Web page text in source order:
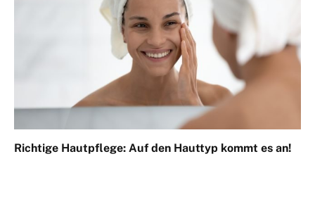
Richtige Hautpflege: Auf den Hauttyp kommt es an!